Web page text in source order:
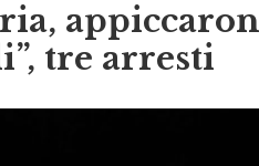
tre arresti